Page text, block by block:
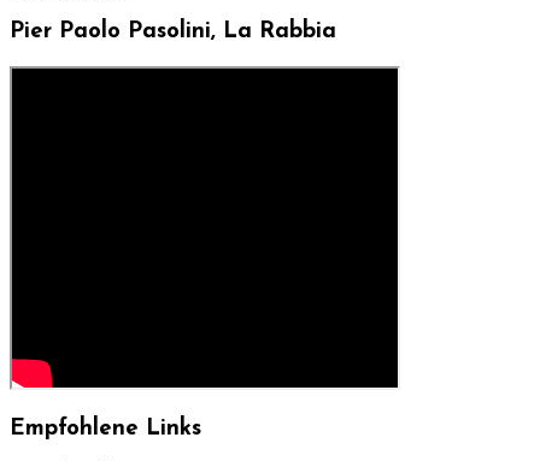
Pier Paolo Pasolini, La Rabbia
Empfohlene Links